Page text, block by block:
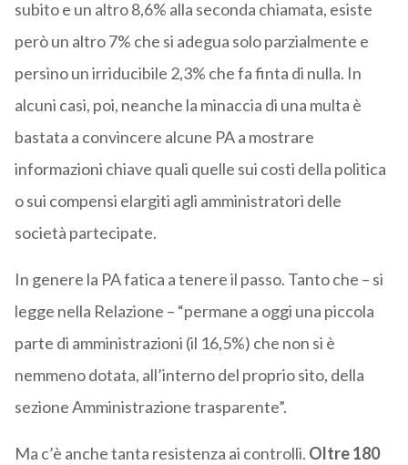
subito e un altro 8,6% alla seconda chiamata, esiste
però un altro 7% che si adegua solo parzialmente e
persino un irriducibile 2,3% che fa finta di nulla. In
alcuni casi, poi, neanche la minaccia di una multa è
bastata a convincere alcune PA a mostrare
informazioni chiave quali quelle sui costi della politica
o sui compensi elargiti agli amministratori delle
società partecipate.
In genere la PA fatica a tenere il passo. Tanto che – si
legge nella Relazione – “permane a oggi una piccola
parte di amministrazioni (il 16,5%) che non si è
nemmeno dotata, all’interno del proprio sito, della
sezione Amministrazione trasparente”.
Ma c’è anche tanta resistenza ai controlli. Oltre 180